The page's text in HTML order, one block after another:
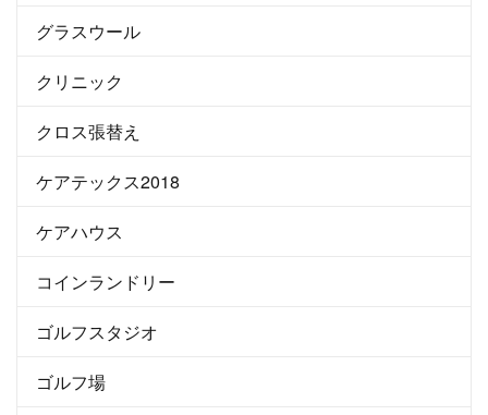
グラスウール
クリニック
クロス張替え
ケアテックス2018
ケアハウス
コインランドリー
ゴルフスタジオ
ゴルフ場